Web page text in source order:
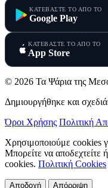
ΚΑΤΕΒΑΣΤΕ ΤΟ ΑΠΟ ΤΟ
Google Play
ΚΑΤΕΒΑΣΤΕ ΤΟ ΑΠΟ ΤΟ
App Store
© 2026 Τα Ψάρια της
Δημιουργήθηκε και
Όροι Χρήσης Πολιτική
Χρησιμοποιούμε cookies
Μπορείτε να αποδεχτείτε
cookies. Πολιτική Cookies
Αποδοχή Απόρριψη